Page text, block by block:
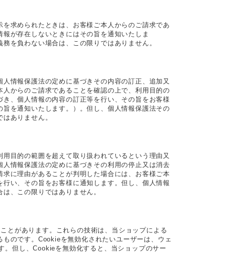
求められたときは、お客様ご本人からのご請求であ
が存在しないときにはその旨を通知いたしま
を負わない場合は、この限りではありません。
情報保護法の定めに基づきその内容の訂正、追加又
からのご請求であることを確認の上で、利用目的の
、個人情報の内容の訂正等を行い、その旨をお客様
を通知いたします。）。但し、個人情報保護法その
ありません。
目的の範囲を超えて取り扱われているという理由又
情報保護法の定めに基づきその利用の停止又は消去
に理由があることが判明した場合には、お客様ご本
い、その旨をお客様に通知します。但し、個人情報
、この限りではありません。
とがあります。これらの技術は、当ショップによる
のです。Cookieを無効化されたいユーザーは、ウェ
但し、Cookieを無効化すると、当ショップのサー